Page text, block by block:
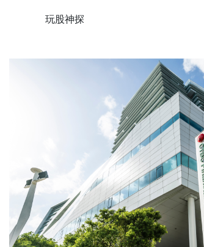
玩股神探